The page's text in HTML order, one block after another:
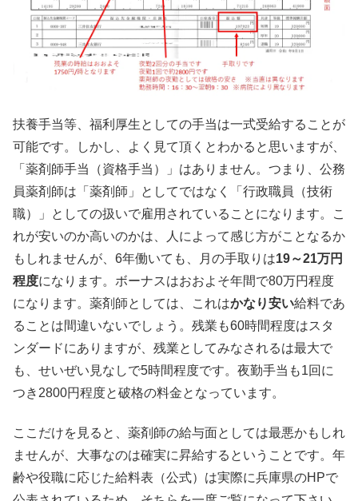
扶養手当等、福利厚生としての手当は一式受給することが
可能です。しかし、よく見て頂くとわかると思いますが、
「薬剤師手当（資格手当）」はありません。つまり、公務
員薬剤師は「薬剤師」としてではなく「行政職員（技術
職）」としての扱いで雇用されていることになります。こ
れが安いのか高いのかは、人によって感じ方がことなるか
もしれませんが、6年働いても、月の手取りは19～21万円
程度になります。ボーナスはおおよそ年間で80万円程度
になります。薬剤師としては、これはかなり安い給料であ
ることは間違いないでしょう。残業も60時間程度はスタ
ンダードにありますが、残業としてみなされるは最大で
も、せいぜい見なしで5時間程度です。夜勤手当も1回に
つき2800円程度と破格の料金となっています。
ここだけを見ると、薬剤師の給与面としては最悪かもしれ
ませんが、大事なのは確実に昇給するということです。年
齢や役職に応じた給料表（公式）は実際に兵庫県のHPで